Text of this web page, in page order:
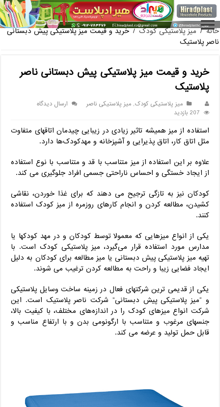
فروش گلدان پلاستیکی گلخانه به صورت آنلاین
خانه / میز پلاستیکی کودک / خرید و قیمت میز پلاستیکی پیش دبستانی
ناصر پلاستیک
خرید و قیمت میز پلاستیکی پیش دبستانی ناصر
پلاستیک
میز پلاستیکی کودک,میز پلاستیکی ناصر
ارسال دیدگاه
207 بازدید
استفاده از میز همیشه تاثیر زیادی در زیبایی چیدمان اتاقهای متفاوت
مثل اتاق کار، اتاق پذیرایی و آشپزخانه و مهدکودک‌ها دارد.
علاوه بر این استفاده از میز متناسب با قد و متناسب با نوع استفاده
از ایجاد خستگی و احساس ناراحتی جسمی افراد جلوگیری می‌ کند.
کودکان نیز به تازگی ترجیح می‌ دهند که برای غذا خوردن، نقاشی
کشیدن، مطالعه کردن و انجام کارهای روزمره از میز کودک استفاده
کنند.
یکی از انواع میزهایی که معمولا توسط کودکان و در مهد کودکها یا
مدارس مورد استفاده قرار می‌گیرد، میز پلاستیکی کودک است. با
تهیه میز پلاستیکی پیش دبستانی یا میز مطالعه برای کودکان به دلیل
ایجاد فضایی زیبا و راحت به مطالعه کردن ترغیب می‌ شوند.
یکی از قدیمی‌ ترین شرکتهای فعال در زمینه ساخت وسایل پلاستیکی
و “میز پلاستیکی پیش دبستانی” شرکت ناصر پلاستیک است. این
شرکت انواع میزهای کودک را در اندازه‌های مختلف، با کیفیت بالا،
جنسهای مرغوب و متناسب با ارگونومی بدن و با ارتفاع مناسب و
قابل حمل تولید و عرضه می‌ کند.